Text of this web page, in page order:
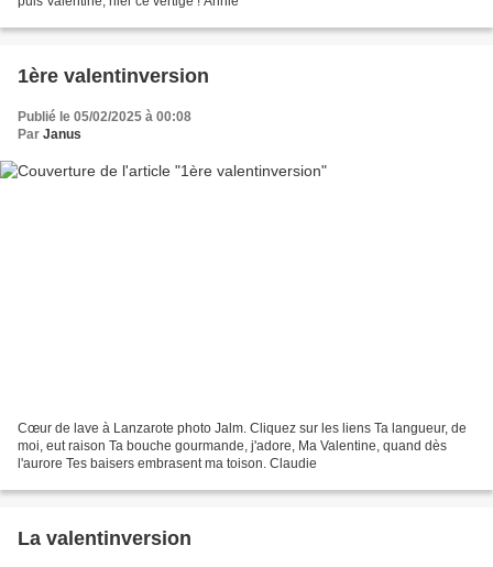
1ère valentinversion
Publié le 05/02/2025 à 00:08
Par Janus
Cœur de lave à Lanzarote photo Jalm. Cliquez sur les liens Ta langueur, de
moi, eut raison Ta bouche gourmande, j'adore, Ma Valentine, quand dès
l'aurore Tes baisers embrasent ma toison. Claudie
La valentinversion